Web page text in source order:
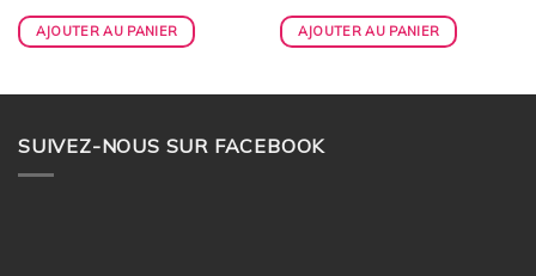
AJOUTER AU PANIER AJOUTER AU PANIER
SUIVEZ-NOUS SUR FACEBOOK